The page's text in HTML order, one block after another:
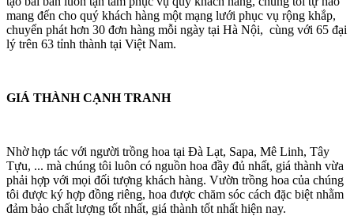
mang đến cho quý khách hàng một mạng lưới phục vụ rộng khắp,
chuyển phát hơn 30 đơn hàng mỗi ngày tại Hà Nội, cùng với 65 đại
lý trên 63 tỉnh thành tại Việt Nam.
GIÁ THÀNH CẠNH TRANH
Nhờ hợp tác với người trồng hoa tại Đà Lạt, Sapa, Mê Linh, Tây
Tựu, ... mà chúng tôi luôn có nguồn hoa đầy đủ nhất, giá thành vừa
phải hợp với mọi đối tượng khách hàng. Vườn trồng hoa của chúng
tôi được ký hợp đồng riêng, hoa được chăm sóc cách đặc biệt nhằm
đảm bảo chất lượng tốt nhất, giá thành tốt nhất hiện nay.